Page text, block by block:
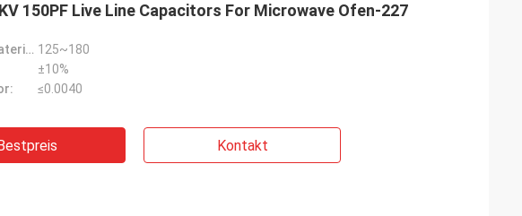
150PF Live Line Capacitors For Microwave Ofen-227
Ausgangsmaterial: 125~180
±10%
≤0.0040
Kontakt